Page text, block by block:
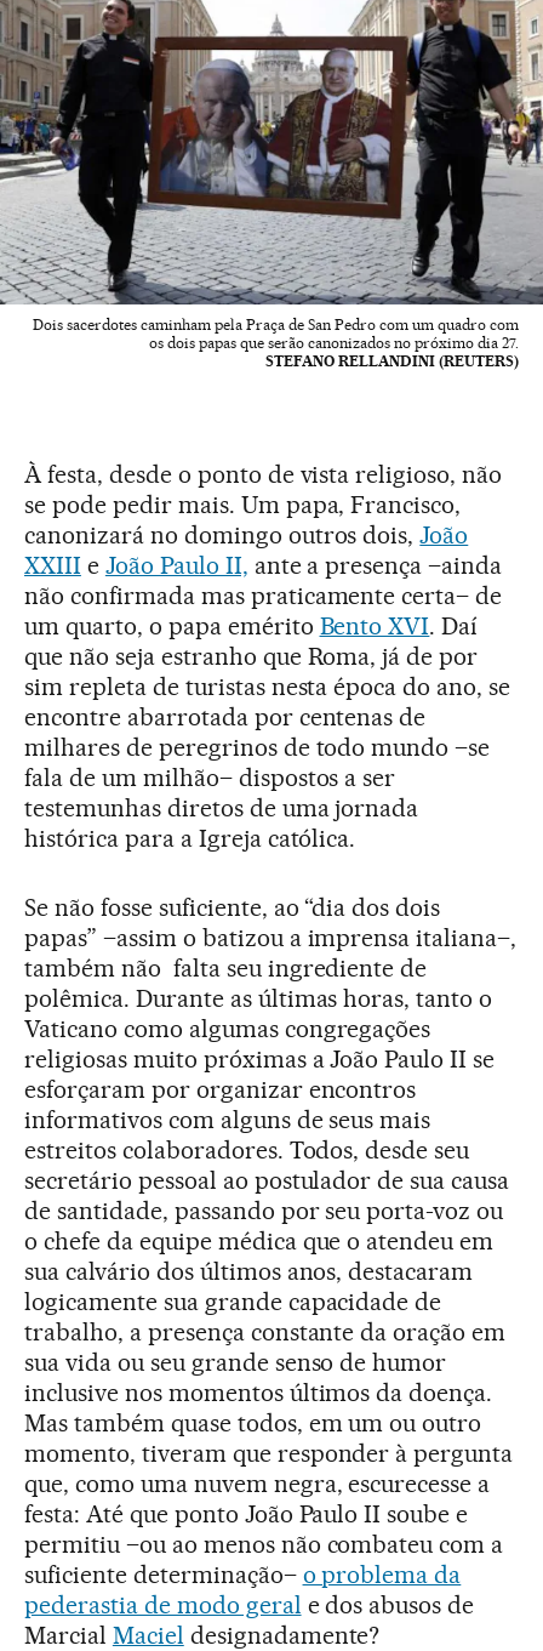
Dois sacerdotes caminham pela Praça de San Pedro com um quadro com
os dois papas que serão canonizados no próximo dia 27.
STEFANO RELLANDINI (REUTERS)
À festa, desde o ponto de vista religioso, não
se pode pedir mais. Um papa, Francisco,
canonizará no domingo outros dois,João
XXIII e João Paulo II, ante a presença –ainda
não confirmada mas praticamente certa– de
um quarto, o papa emérito Bento XVI. Daí
que não seja estranho que Roma, já de por
sim repleta de turistas nesta época do ano, se
encontre abarrotada por centenas de
milhares de peregrinos de todo mundo –se
fala de um milhão– dispostos a ser
testemunhas diretos de uma jornada
histórica para a Igreja católica.
Se não fosse suficiente, ao “dia dos dois
papas” –assim o batizou a imprensa italiana–,
também não falta seu ingrediente de
polêmica. Durante as últimas horas, tanto o
Vaticano como algumas congregações
religiosas muito próximas a João Paulo II se
esforçaram por organizar encontros
informativos com alguns de seus mais
estreitos colaboradores. Todos, desde seu
secretário pessoal ao postulador de sua causa
de santidade, passando por seu porta-voz ou
o chefe da equipe médica que o atendeu em
sua calvário dos últimos anos, destacaram
logicamente sua grande capacidade de
trabalho, a presença constante da oração em
sua vida ou seu grande senso de humor
inclusive nos momentos últimos da doença.
Mas também quase todos, em um ou outro
momento, tiveram que responder à pergunta
que, como uma nuvem negra, escurecesse a
festa: Até que ponto João Paulo II soube e
permitiu –ou ao menos não combateu com a
suficiente determinação– o problema da
pederastia de modo geral e dos abusos de
Marcial Maciel designadamente?